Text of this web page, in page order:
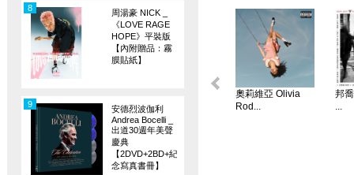
周湯豪 NICK _
《LOVE RAGE
HOPE》平裝版
【內附贈品：霧
膜貼紙】
8
安德烈波伽利
Andrea Bocelli _
出道30週年美聲
慶典
【2DVD+2BD+紀
念寫真書冊】
9
奧莉維亞 Olivia
Rod...
邦
...